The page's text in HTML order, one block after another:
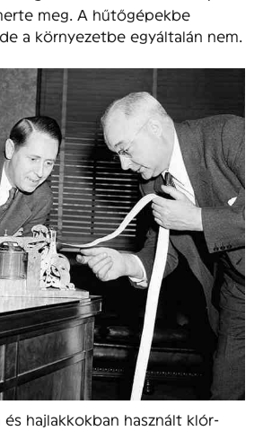
meg. A hűtőgépekbe
a környezetbe egyáltalán nem.
hajlakkokban használt klór-